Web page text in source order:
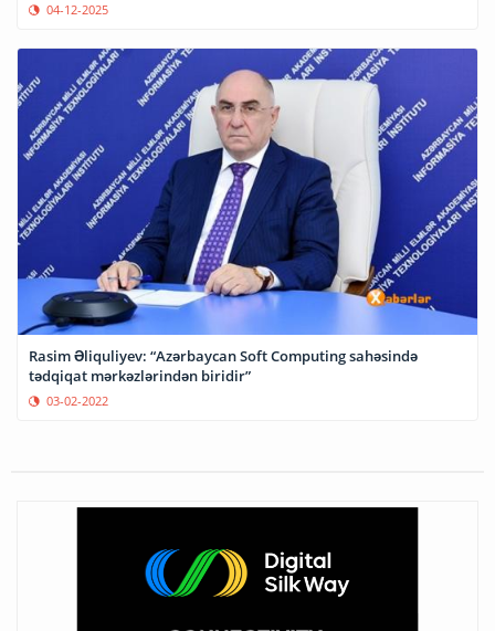
04-12-2025
Rasim Əliquliyev: “Azərbaycan Soft Computing sahəsində
tədqiqat mərkəzlərindən biridir”
03-02-2022